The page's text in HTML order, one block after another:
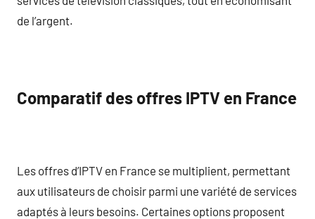
de l’argent.
Comparatif des offres IPTV en France
Les offres d’IPTV en France se multiplient, permettant
aux utilisateurs de choisir parmi une variété de services
adaptés à leurs besoins. Certaines options proposent